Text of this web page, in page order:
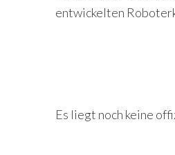
entwickelten
Es liegt noch keine